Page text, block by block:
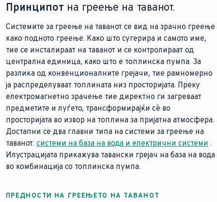
Принципот на греење на таванот.
Системите за греење на таванот се вид на зрачно греење
како подното греење. Како што сугерира и самото име,
тие се инсталираат на таванот и се контролираат од
централна единица, како што е топлинска пумпа. За
разлика од конвенционалните грејачи, тие рамномерно
ја распределуваат топлината низ просторијата. Преку
електромагнетно зрачење тие директно ги загреваат
предметите и луѓето, трансформирајќи сè во
просторијата во извор на топлина за пријатна атмосфера.
Достапни се два главни типа на системи за греење на
таванот: системи на база на вода и електрични системи .
Илустрацијата прикажува тавански грејач на база на вода
во комбинација со топлинска пумпа.
ПРЕДНОСТИ НА ГРЕЕЊЕТО НА ТАВАНОТ